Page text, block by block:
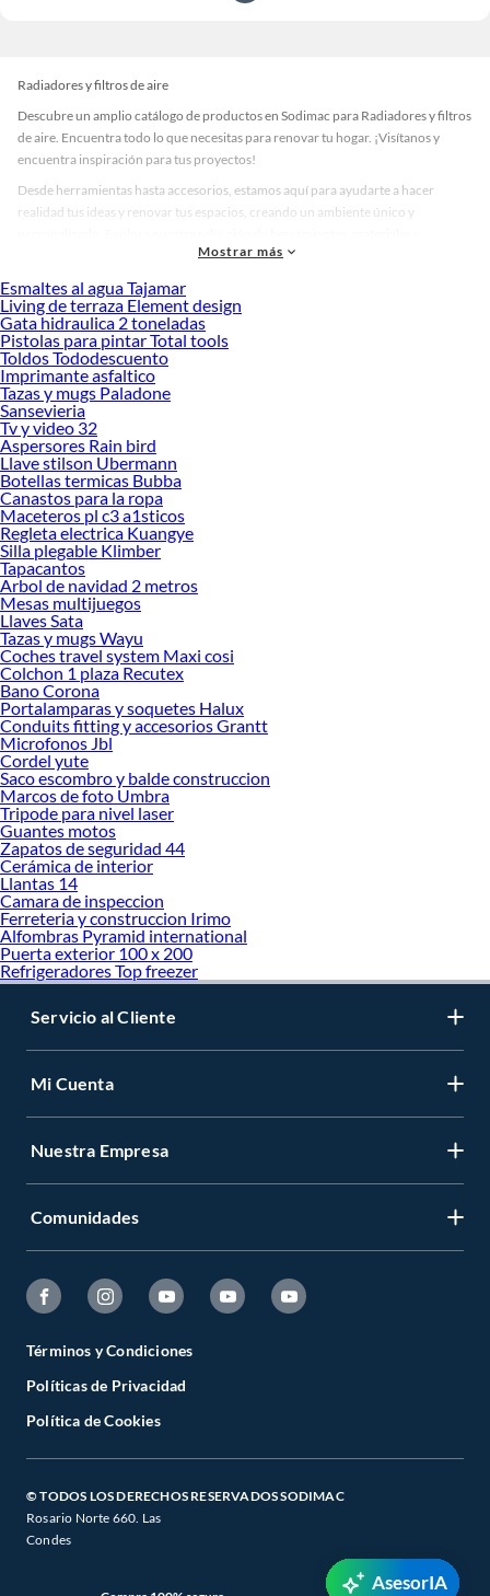
Radiadores y filtros de aire
Descubre un amplio catálogo de productos en Sodimac para Radiadores y filtros
de aire. Encuentra todo lo que necesitas para renovar tu hogar. ¡Visítanos y
encuentra inspiración para tus proyectos!
Desde herramientas hasta accesorios, estamos aquí para ayudarte a hacer
realidad tus ideas y renovar tus espacios, creando un ambiente único y
accesorios de calidad que te ayudarán a crear un espacio más tú.
Desde remodelaciones hasta proyectos de decoración, estamos aquí para hacer
tus ideas realidad. ¡Visítanos y encuentra todo lo que tenemos para ofrecerte en
Radiadores y filtros de aire!
Explora la variedad de productos de Radiadores y filtros de aire en
Sodimac
Herramientas, materiales y accesorios de calidad para tus proyectos y
renovación de espacios. ¡Visítanos y descubre todo lo que tenemos para
ofrecerte!
Encuentra una amplia variedad de productos de Radiadores y filtros de aire en
Sodimac. Encuentra todo lo necesario para tus proyectos de renovación y
decoración. ¡Visítanos y haz tus ideas realidad!
Mostrar más
Esmaltes al agua Tajamar
Living de terraza Element design
Gata hidraulica 2 toneladas
Pistolas para pintar Total tools
Toldos Tododescuento
Imprimante asfaltico
Tazas y mugs Paladone
Sansevieria
Tv y video 32
Aspersores Rain bird
Llave stilson Ubermann
Botellas termicas Bubba
Canastos para la ropa
Maceteros pl c3 a1sticos
Regleta electrica Kuangye
Silla plegable Klimber
Tapacantos
Arbol de navidad 2 metros
Mesas multijuegos
Llaves Sata
Tazas y mugs Wayu
Coches travel system Maxi cosi
Colchon 1 plaza Recutex
Bano Corona
Portalamparas y soquetes Halux
Conduits fitting y accesorios Grantt
Microfonos Jbl
Cordel yute
Saco escombro y balde construccion
Marcos de foto Umbra
Tripode para nivel laser
Guantes motos
Zapatos de seguridad 44
Cerámica de interior
Llantas 14
Camara de inspeccion
Ferreteria y construccion Irimo
Alfombras Pyramid international
Puerta exterior 100 x 200
Refrigeradores Top freezer
Servicio al Cliente
Mi Cuenta
Nuestra Empresa
Comunidades
Términos y Condiciones
Políticas de Privacidad
Política de Cookies
© TODOS LOS DERECHOS RESERVADOS SODIMAC
Rosario Norte 660. Las
Condes
AsesorIA